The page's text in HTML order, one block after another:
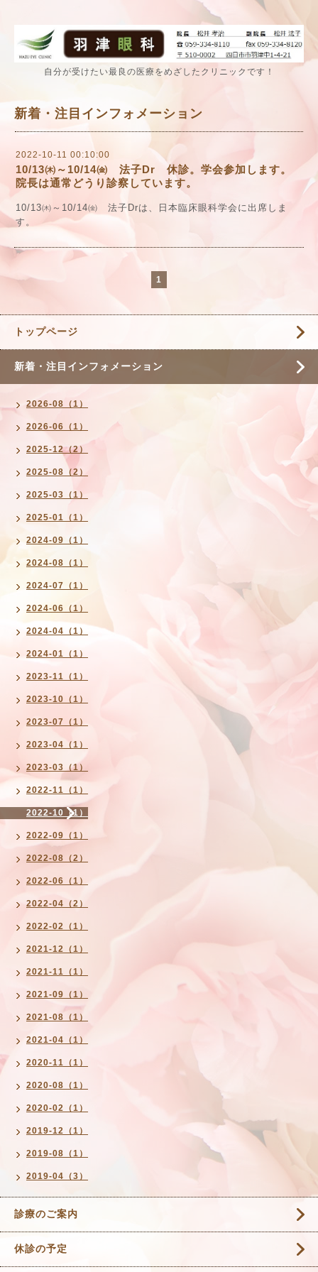
自分が受けたい最良の医療をめざしたクリニックです！
新着・注目インフォメーション
2022-10-11 00:10:00
10/13㈭～10/14㈮ 法子Dr 休診。学会参加します。
院長は通常どうり診察しています。
10/13㈭～10/14㈮ 法子Drは、日本臨床眼科学会に出席しま
す。
1
トップページ
新着・注目インフォメーション
2026-08（1）
2026-06（1）
2025-12（2）
2025-08（2）
2025-03（1）
2025-01（1）
2024-09（1）
2024-08（1）
2024-07（1）
2024-06（1）
2024-04（1）
2024-01（1）
2023-11（1）
2023-10（1）
2023-07（1）
2023-04（1）
2023-03（1）
2022-11（1）
2022-10（1）
2022-09（1）
2022-08（2）
2022-06（1）
2022-04（2）
2022-02（1）
2021-12（1）
2021-11（1）
2021-09（1）
2021-08（1）
2021-04（1）
2020-11（1）
2020-08（1）
2020-02（1）
2019-12（1）
2019-08（1）
2019-04（3）
診療のご案内
休診の予定